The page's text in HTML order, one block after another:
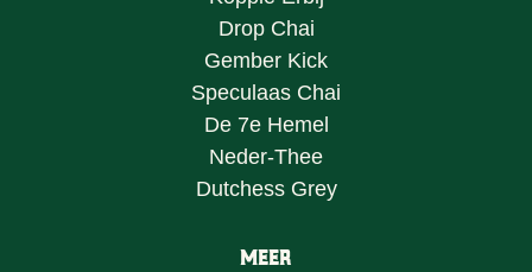
Drop Chai
Gember Kick
Speculaas Chai
De 7e Hemel
Neder-Thee
Dutchess Grey
Meer